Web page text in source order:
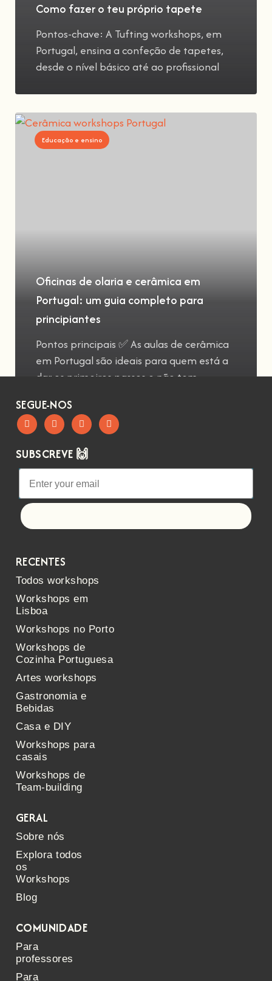
Como fazer o teu próprio tapete
Pontos-chave: A Tufting workshops, em
Portugal, ensina a confeção de tapetes,
desde o nível básico até ao profissional
Educação e ensino
Oficinas de olaria e cerâmica em
Portugal: um guia completo para
principiantes
Pontos principais ✅ As aulas de cerâmica
em Portugal são ideais para quem está a
dar os primeiros passos e não tem
SEGUE-NOS
SUBSCREVE 🙌
RECENTES
Todos workshops
Workshops em
Lisboa
Workshops no Porto
Workshops de
Cozinha Portuguesa
Artes workshops
Gastronomia e
Bebidas
Casa e DIY
Workshops para
casais
Workshops de
Team-building
GERAL
Sobre nós
Explora todos
os
Workshops
Blog
COMUNIDADE
Para
professores
Para